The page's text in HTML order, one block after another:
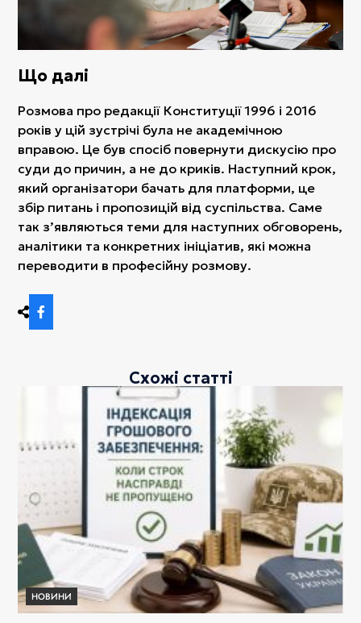
Що далі
Розмова про редакції Конституції 1996 і 2016
років у цій зустрічі була не академічною
вправою. Це був спосіб повернути дискусію про
суди до причин, а не до криків. Наступний крок,
який організатори бачать для платформи, це
збір питань і пропозицій від суспільства. Саме
так з’являються теми для наступних обговорень,
аналітики та конкретних ініціатив, які можна
переводити в професійну розмову.
Схожі статті
НОВИНИ